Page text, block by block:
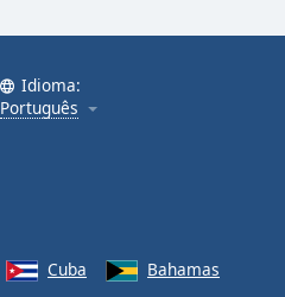
Idioma:
Português
Cuba
Bahamas